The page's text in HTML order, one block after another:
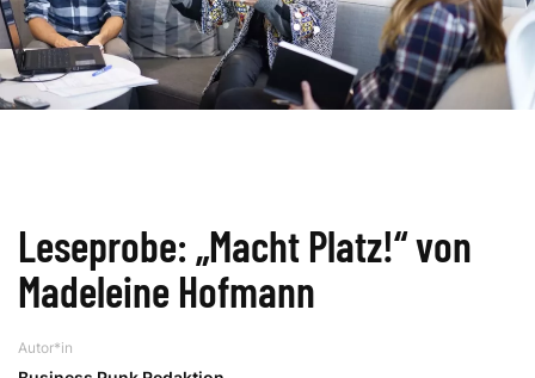
Leseprobe: „Macht Platz!“ von
Madeleine Hofmann
Autor*in